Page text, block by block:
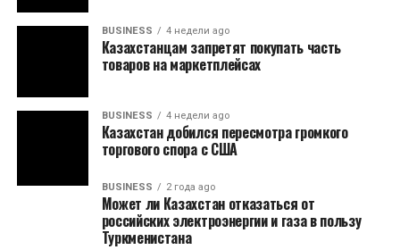
BUSINESS 4 недели ago
Казахстанцам запретят покупать часть
товаров на маркетплейсах
BUSINESS 4 недели ago
Казахстан добился пересмотра громкого
торгового спора с США
BUSINESS 2 года ago
Может ли Казахстан отказаться от
российских электроэнергии и газа в пользу
Туркменистана